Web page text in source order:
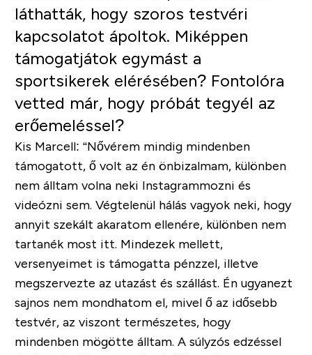
láthatták, hogy szoros testvéri
kapcsolatot ápoltok. Miképpen
támogatjátok egymást a
sportsikerek elérésében? Fontolóra
vetted már, hogy próbát tegyél az
erőemeléssel?
Kis Marcell: “Nővérem mindig mindenben
támogatott, ő volt az én önbizalmam, különben
nem álltam volna neki Instagrammozni és
videózni sem. Végtelenül hálás vagyok neki, hogy
annyit szekált akaratom ellenére, különben nem
tartanék most itt. Mindezek mellett,
versenyeimet is támogatta pénzzel, illetve
megszervezte az utazást és szállást. Én ugyanezt
sajnos nem mondhatom el, mivel ő az idősebb
testvér, az viszont természetes, hogy
mindenben mögötte álltam. A súlyzós edzéssel